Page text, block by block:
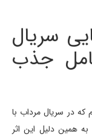
سریال
جذب
که در سریال مرداب با
همین دلیل این اثر